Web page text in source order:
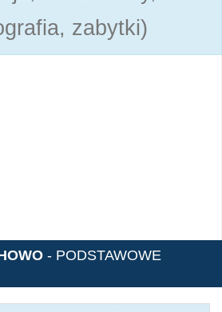
zabytki)
- PODSTAWOWE